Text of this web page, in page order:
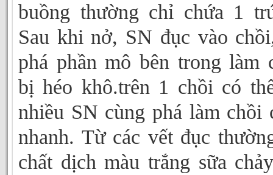
buồng thường chỉ chứa 1
Sau khi nở, SN đục vào
phá phần mô bên trong làm
bị héo khô.trên 1 chồi có
nhiều SN cùng phá làm chồi
nhanh. Từ các vết đục
chất dịch màu trắng sữa